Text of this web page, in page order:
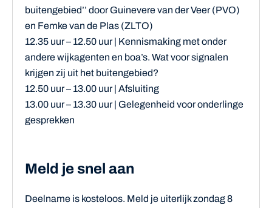
buitengebied’’ door Guinevere van der Veer (PVO)
en Femke van de Plas (ZLTO)
12.35 uur – 12.50 uur | Kennismaking met onder
andere wijkagenten en boa’s. Wat voor signalen
krijgen zij uit het buitengebied?
12.50 uur – 13.00 uur | Afsluiting
13.00 uur – 13.30 uur | Gelegenheid voor onderlinge
gesprekken
Meld je snel aan
Deelname is kosteloos. Meld je uiterlijk zondag 8